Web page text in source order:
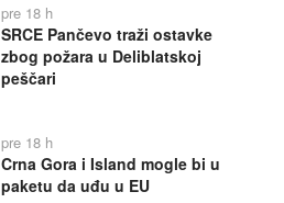
pre 18 h
SRCE Pančevo traži ostavke
zbog požara u Deliblatskoj
peščari
pre 18 h
Crna Gora i Island mogle bi u
paketu da uđu u EU